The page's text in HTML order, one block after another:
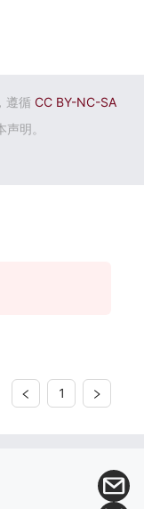
遵循 CC BY-NC-SA
明。
1